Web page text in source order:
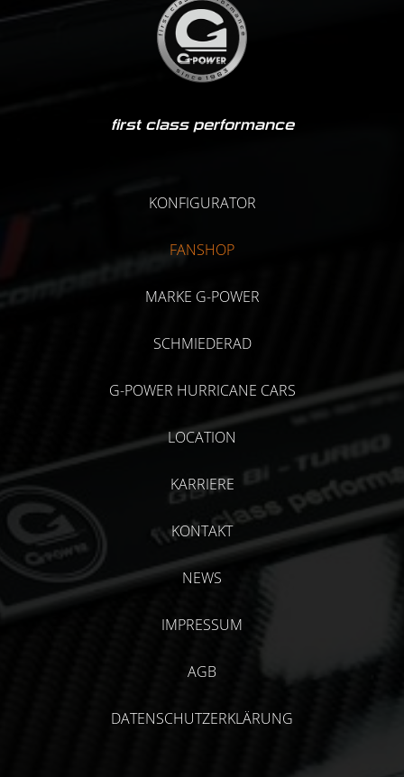
first class performance
KONFIGURATOR
FANSHOP
MARKE G-POWER
SCHMIEDERAD
G-POWER HURRICANE CARS
LOCATION
KARRIERE
KONTAKT
NEWS
IMPRESSUM
AGB
DATENSCHUTZERKLÄRUNG